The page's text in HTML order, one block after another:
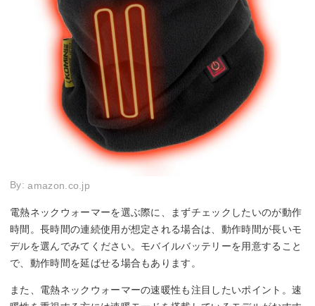
By:amazon.co.jp
電熱ネックウォーマーを選ぶ際に、まずチェックしたいのが動作
時間。長時間の連続使用が想定される場合は、動作時間が長いモ
デルを選んでみてください。モバイルバッテリーを用意すること
で、動作時間を延ばせる場合もあります。
また、電熱ネックウォーマーの速暖性も注目したいポイント。速